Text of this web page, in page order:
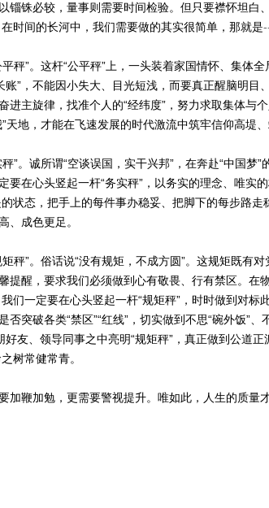
锱铢必较，量事则需要时间检验。但只要襟怀坦白
时间的长河中，我们需要做的其实很简单，那就是
秤”。这杆“公平秤”上，一头装着家国情怀、集体全
账”，不能因小失大、目光短浅，而要真正醒脑明目
进主旋律，找准个人的“经纬度”，努力求取集体与
天地，才能在飞速发展的时代激流中筑牢信仰高堤、
”。诚所谓“空谈误国，实干兴邦”，在奔赴“中国梦
要在心头竖起一杆“务实秤”，以务实的理念、唯实
状态，把手上的每件事办稳妥、把脚下的每步路走
、成色更足。
秤”。俗话说“没有规矩，不成方圆”。这规矩既有对
提醒，要求我们必须做到心有敬畏、行有禁区。在
们一定要在心头竖起一杆“规矩秤”，时时做到对标
否突破各类“禁区”“红线”，切实做到不思“碗外饭”、
好友、领导同事之中亮明“规矩秤”，真正做到公道
树常健常青。
加鞭加勉，更需要警视提升。唯如此，人生的质量